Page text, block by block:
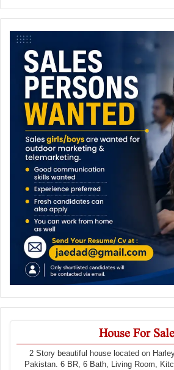
House For Sale
2 Story beautiful house located on
Pakistan. 6 BR, 6 Bath, Living Room,